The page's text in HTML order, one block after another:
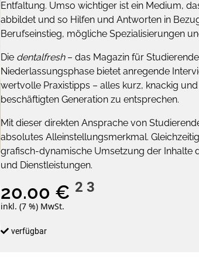
Entfaltung. Umso wichtiger ist ein Medium,
abbildet und so Hilfen und Antworten in
Berufseinstieg, mögliche Spezialisierungen
Die dentalfresh– das Magazin für
Niederlassungsphase bietet anregende
wertvolle Praxistipps – alles kurz, knackig
beschäftigten Generation zu entsprechen.
Mit dieser direkten Ansprache von
absolutes Alleinstellungsmerkmal.
grafisch-dynamische Umsetzung der Inhalte
und Dienstleistungen.
20.00 € 2 3
inkl. (7 %) MwSt.
verfügbar